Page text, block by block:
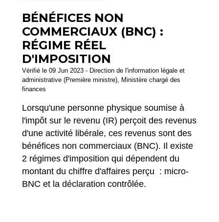
BÉNÉFICES NON
COMMERCIAUX (BNC) :
RÉGIME RÉEL
D'IMPOSITION
Vérifié le 09 Jun 2023 - Direction de l'information légale et
administrative (Première ministre), Ministère chargé des
finances
Lorsqu'une personne physique soumise à
l'impôt sur le revenu (IR) perçoit des revenus
d'une activité libérale, ces revenus sont des
bénéfices non commerciaux (BNC). Il existe
2 régimes d'imposition qui dépendent du
montant du chiffre d'affaires perçu : micro-
BNC et la déclaration contrôlée.